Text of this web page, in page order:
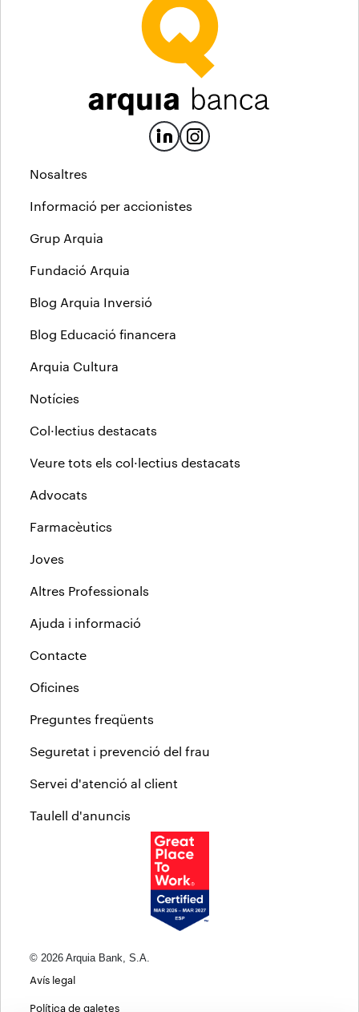
Nosaltres
Informació per accionistes
Grup Arquia
Fundació Arquia
Blog Arquia Inversió
Blog Educació financera
Arquia Cultura
Notícies
Col·lectius destacats
Veure tots els col·lectius destacats
Advocats
Farmacèutics
Joves
Altres Professionals
Ajuda i informació
Contacte
Oficines
Preguntes freqüents
Seguretat i prevenció del frau
Servei d'atenció al client
Taulell d'anuncis
© 2026 Arquia Bank, S.A.
Avís legal
Política de galetes